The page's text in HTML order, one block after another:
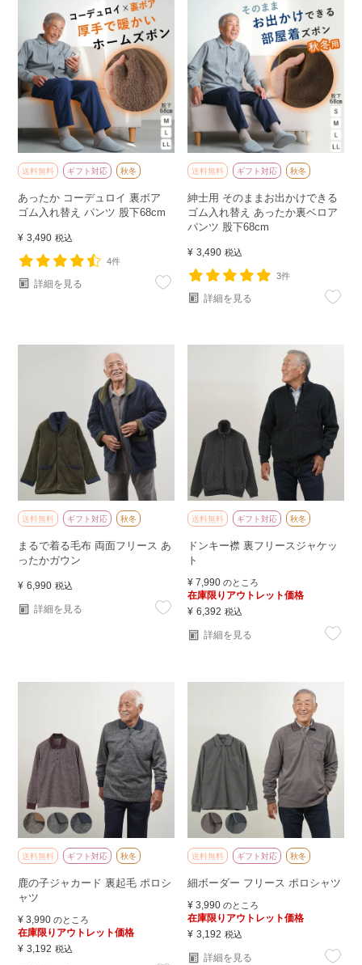
送料無料 ギフト対応 秋冬
あったか コーデュロイ 裏ボア
ゴム入れ替え パンツ 股下68cm
¥ 3,490 税込
4件
詳細を見る
送料無料 ギフト対応 秋冬
紳士用 そのままお出かけできる
ゴム入れ替え あったか裏ベロア
パンツ 股下68cm
¥ 3,490 税込
3件
詳細を見る
送料無料 ギフト対応 秋冬
まるで着る毛布 両面フリース あ
ったかガウン
¥ 6,990 税込
詳細を見る
送料無料 ギフト対応 秋冬
ドンキー襟 裏フリースジャケッ
ト
¥ 7,990 のところ
在庫限りアウトレット価格
¥ 6,392 税込
詳細を見る
送料無料 ギフト対応 秋冬
鹿の子ジャカード 裏起毛 ポロシ
ャツ
¥ 3,990 のところ
在庫限りアウトレット価格
¥ 3,192 税込
送料無料 ギフト対応 秋冬
細ボーダー フリース ポロシャツ
¥ 3,990 のところ
在庫限りアウトレット価格
¥ 3,192 税込
詳細を見る